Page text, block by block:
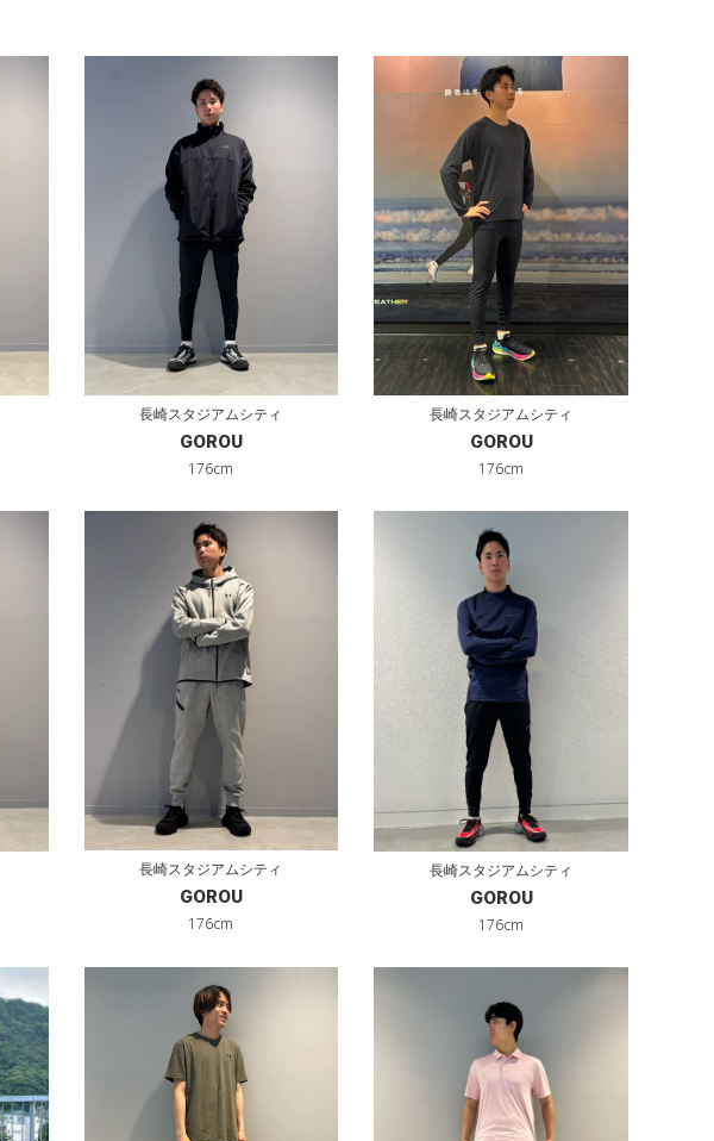
長崎スタジアムシティ
GOROU
176cm
長崎スタジアムシティ
GOROU
176cm
長崎スタジアムシティ
GOROU
176cm
長崎スタジアムシティ
GOROU
176cm